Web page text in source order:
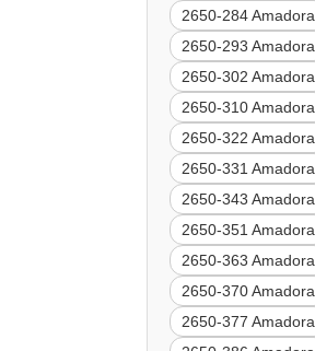
2650-284 Amadora
2650-293 Amadora
2650-302 Amadora
2650-310 Amadora
2650-322 Amadora
2650-331 Amadora
2650-343 Amadora
2650-351 Amadora
2650-363 Amadora
2650-370 Amadora
2650-377 Amadora